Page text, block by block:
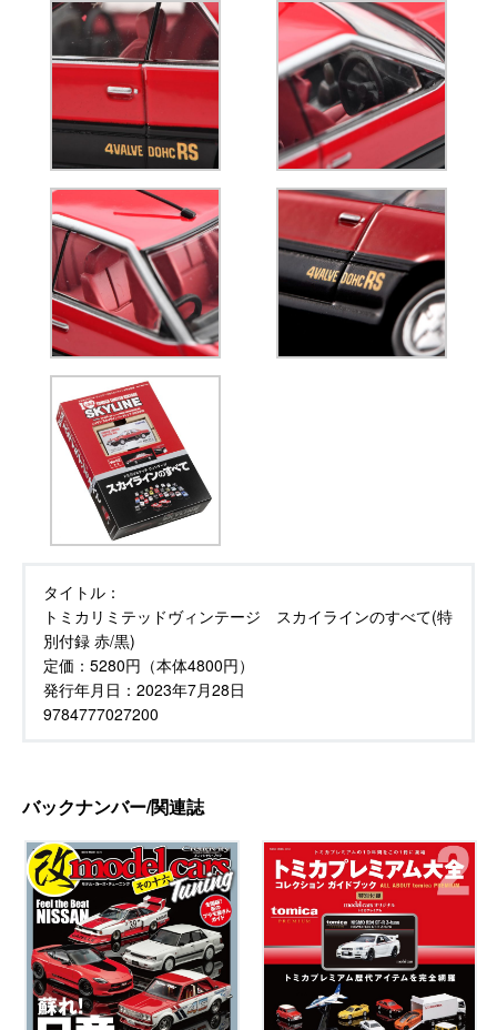
タイトル：
トミカリミテッドヴィンテージ スカイラインのすべて(特
別付録 赤/黒)
定価： 5280円（本体4800円）
発行年月日： 2023年7月28日
9784777027200
バックナンバー/関連誌